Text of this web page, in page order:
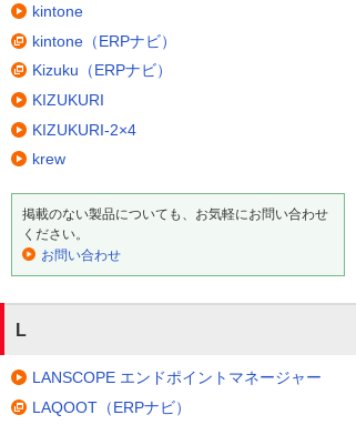
kintone
kintone（ERPナビ）
Kizuku（ERPナビ）
KIZUKURI
KIZUKURI-2×4
krew
掲載のない製品についても、お気軽にお問い合わせ
ください。
お問い合わせ
L
LANSCOPE エンドポイントマネージャー
LAQOOT（ERPナビ）